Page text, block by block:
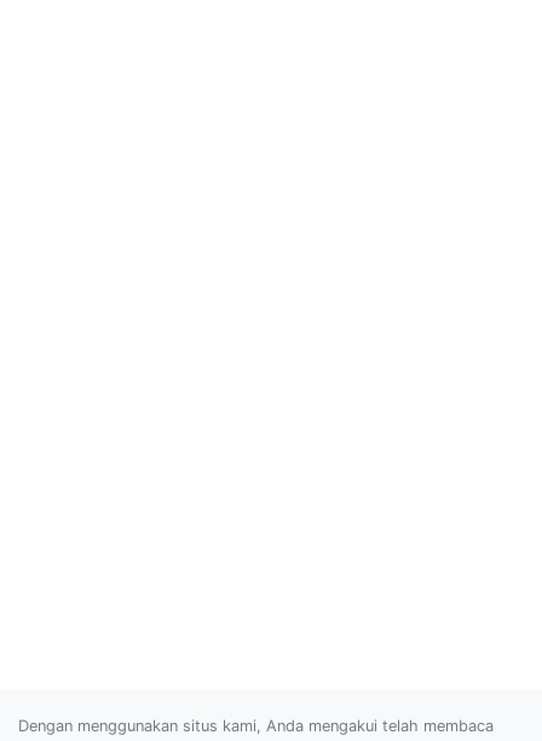
Dengan menggunakan situs kami, Anda mengakui telah membaca